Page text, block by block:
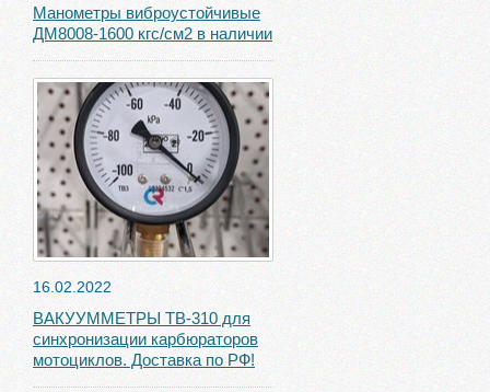
Манометры виброустойчивые
ДМ8008-1600 кгс/см2 в наличии
16.02.2022
ВАКУУММЕТРЫ ТВ-310 для
синхронизации карбюраторов
мотоциклов. Доставка по РФ!